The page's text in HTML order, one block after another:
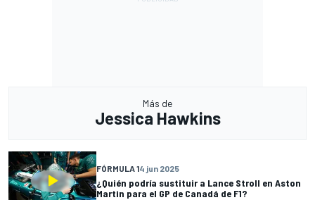
Más de
Jessica Hawkins
FÓRMULA 14 jun 2025
¿Quién podría sustituir a Lance Stroll en Aston
Martin para el GP de Canadá de F1?